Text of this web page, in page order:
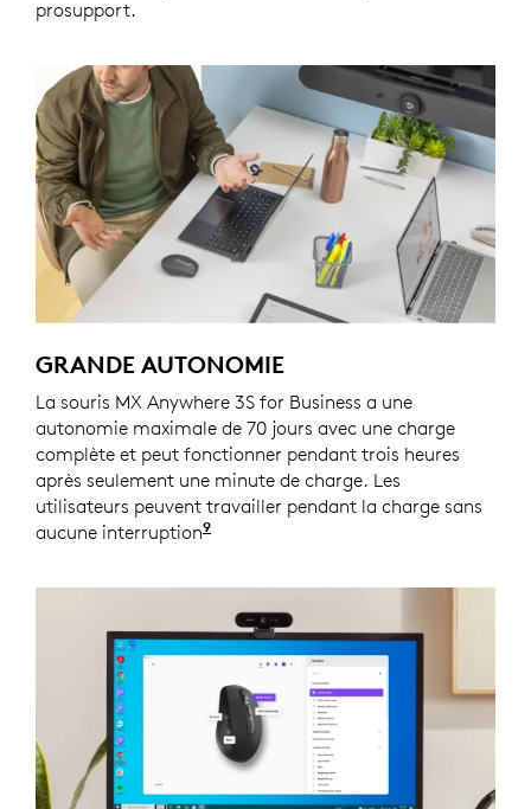
prosupport.
GRANDE AUTONOMIE
La souris MX Anywhere 3S for Business a une
autonomie maximale de 70 jours avec une charge
complète et peut fonctionner pendant trois heures
après seulement une minute de charge. Les
utilisateurs peuvent travailler pendant la charge sans
aucune interruption9